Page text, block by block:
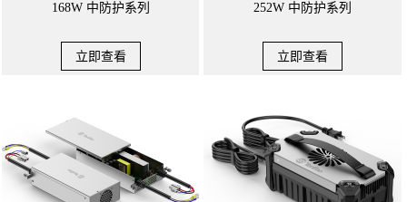
168W 中防护系列
立即查看
252W 中防护系列
立即查看